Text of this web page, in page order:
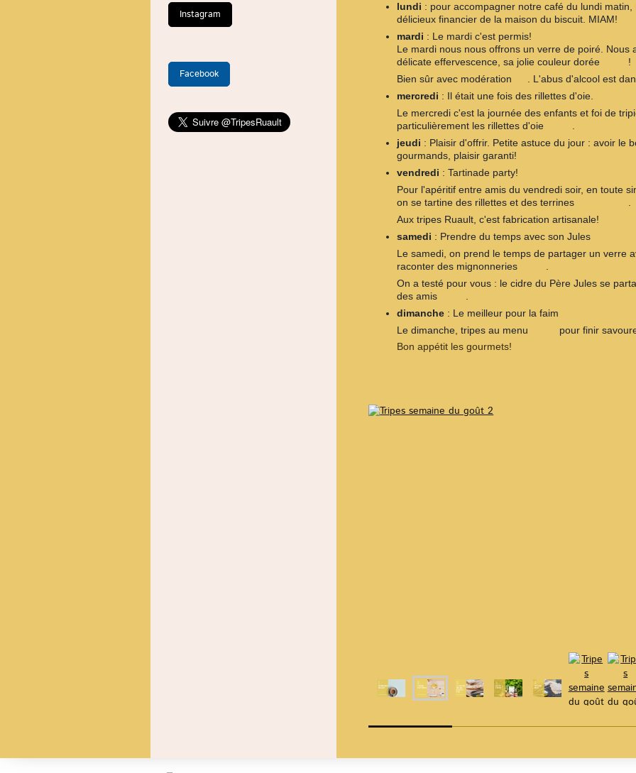
lundi : pour accompagner notre café du lundi
délicieux financier de la maison du biscuit. MIAM!
mardi : Le mardi c'est permis!
Le mardi nous nous offrons un verre de poiré. Nous
délicate effervescence, sa jolie couleur dorée
!
Bien sûr avec modération
. L'abus d'alcool est
mercredi : Il était une fois des rillettes d'oie.
Le mercredi c'est la journée des enfants et foi de
particulièrement les rillettes d'oie
?‍
jeudi : Plaisir d'offrir. Petite astuce du jour : avoir le
gourmands, plaisir garanti!
vendredi : Tartinade party!
Pour l'apéritif entre amis du vendredi soir, en toute
on se tartine des rillettes et des terrines
Aux tripes Ruault, c'est fabrication artisanale!
samedi : Prendre du temps avec son Jules
Le samedi, on prend le temps de partager un verre
raconter des mignonneries
On a testé pour vous : le cidre du Père Jules se
des amis
dimanche : Le meilleur pour la faim
Le dimanche, tripes au menu pour finir
Bon appétit les gourmets!
Instagram
Facebook